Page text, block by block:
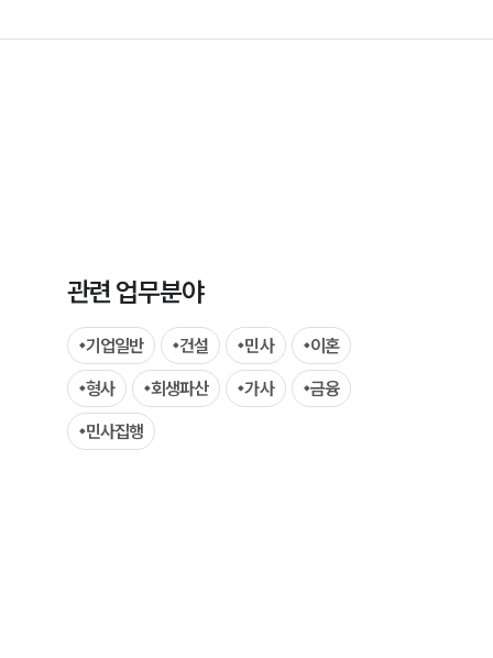
대륜의 강점
오시는 길
글로벌 파트너 로펌
고객의 소리
관련 업무분야
기업일반 건설 민사
이혼
형사
회생파산 가사
금융
민사집행